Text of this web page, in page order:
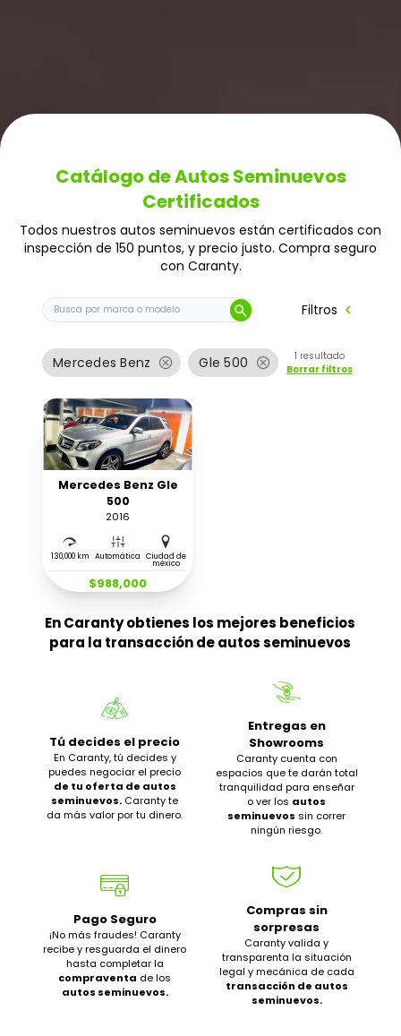
Catálogo de Autos Seminuevos
Certificados
Todos nuestros autos seminuevos están certificados con
inspección de 150 puntos, y precio justo. Compra seguro
con Caranty.
Buscar auto por marca o modelo
search Filtros chevron_left
Mercedes Benz cancel Gle 500 cancel 1 resultado
Borrar filtros
Mercedes Benz Gle
500
2016
130,000 km Automática Ciudad de
méxico
$988,000
En Caranty obtienes los mejores beneficios
para la transacción de autos seminuevos
Tú decides el precio
En Caranty, tú decides y
puedes negociar el precio
de tu oferta de autos
seminuevos. Caranty te
da más valor por tu dinero.
Entregas en
Showrooms
Caranty cuenta con
espacios que te darán total
tranquilidad para enseñar
o ver los autos
seminuevos sin correr
ningún riesgo.
Pago Seguro
¡No más fraudes! Caranty
recibe y resguarda el dinero
hasta completar la
compraventa de los
autos seminuevos.
Compras sin
sorpresas
Caranty valida y
transparenta la situación
legal y mecánica de cada
transacción de autos
seminuevos.